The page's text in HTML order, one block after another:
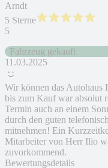
Arndt
5 Sterne
5
Fahrzeug gekauft
11.03.2025
Wir können das
bis zum Kauf war absolut
Termin auch an einem
durch den guten
mitnehmen! Ein
Mitarbeiter von Herr Ilio
zuvorkommend.
Bewertungsdetails